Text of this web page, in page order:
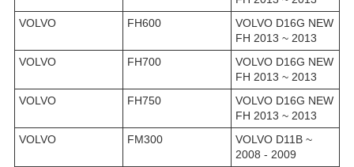
VOLVO
FH600
VOLVO D16G NEW
FH 2013 ~ 2013
VOLVO
FH700
VOLVO D16G NEW
FH 2013 ~ 2013
VOLVO
FH750
VOLVO D16G NEW
FH 2013 ~ 2013
VOLVO
FM300
VOLVO D11B ~
2008 - 2009